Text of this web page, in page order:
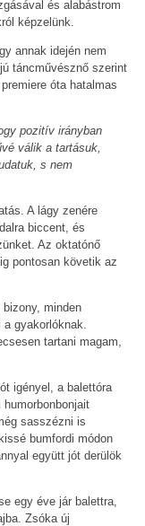
és alabástrom
képzelünk.
annak idején nem
táncművésznő szerint
óta hatalmas
pozitív irányban
válik a tartásuk,
s nem
A lágy zenére
biccent, és
Az oktatónő
pontosan követik az
minden
gyakorlóknak.
tartani magam,
igényel, a balettóra
sasszézni is
bumfordi módon
együtt jót derülök
egy éve jár balettra,
Zsóka új